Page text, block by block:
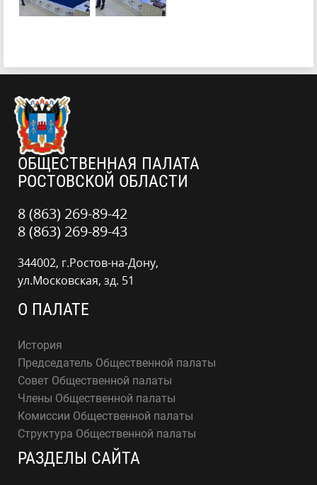
ОБЩЕСТВЕННАЯ ПАЛАТА
РОСТОВСКОЙ ОБЛАСТИ
8 (863) 269-89-42
8 (863) 269-89-43
344002, г.Ростов-на-Дону,
ул.Московская, зд. 51
О ПАЛАТЕ
История
Председатель Общественной палаты
Совет Общественной палаты
Члены Общественной палаты
Комиссии Общественной палаты
Структура Общественной палаты
РАЗДЕЛЫ САЙТА